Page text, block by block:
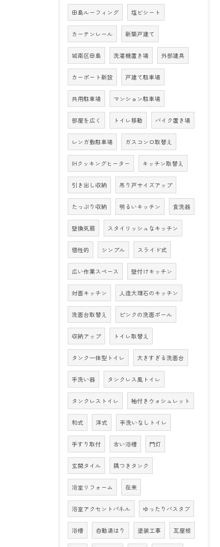
田島ルーフィング 塩ビシート
カーテンレール 新築戸建て
城南区田島 洗濯機置き場 外部建具
カーポート新設 戸建て駐車場
共用駐車場 マンション駐車場
部屋を広く トイレ移動 バイク置き場
レンガ敷駐車場 ガスコンロ取替え
IHクッキングヒーター キッチン取替え
引き出し収納 吊り戸サイズアップ
たっぷり収納 明るいキッチン 食洗器
壁換気扇 スタイリッシュなキッチン
個性的 シンプル スライド式
広い作業スペース 壁付けキッチン
対面キッチン 人造大理石のキッチン
洗面台取替え ピンクの洗面ボール
収納アップ トイレ取替え
タンク一体型トイレ 大きすぎる洗面台
手洗い器 タンクレス風トイレ
タンクレストイレ 袖付きウォシュレット
和式 洋式 手洗いなしトイレ
手すり取付 古い浴槽 門灯
玄関タイル 隅つきタンク
浴室リフォーム 在来
浴室アクセントパネル ゆったりバスタブ
浴槽 自動湯はり 塗装工事 瓦屋根